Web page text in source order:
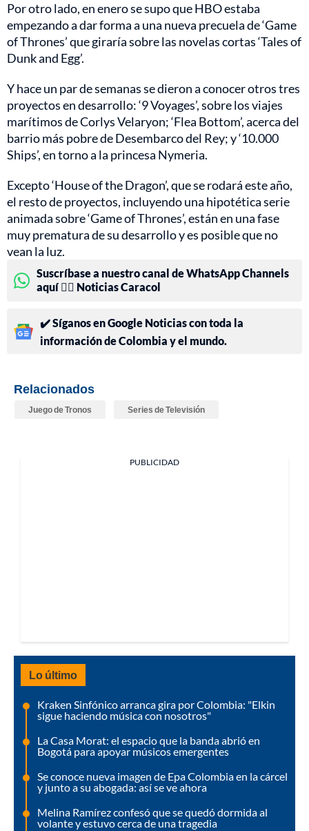
Por otro lado, en enero se supo que HBO estaba
empezando a dar forma a una nueva precuela de ‘Game
of Thrones’ que giraría sobre las novelas cortas ‘Tales of
Dunk and Egg’.
Y hace un par de semanas se dieron a conocer otros tres
proyectos en desarrollo: ‘9 Voyages’, sobre los viajes
marítimos de Corlys Velaryon; ‘Flea Bottom’, acerca del
barrio más pobre de Desembarco del Rey; y ‘10.000
Ships’, en torno a la princesa Nymeria.
Excepto ‘House of the Dragon’, que se rodará este año,
el resto de proyectos, incluyendo una hipotética serie
animada sobre ‘Game of Thrones’, están en una fase
muy prematura de su desarrollo y es posible que no
vean la luz.
Suscríbase a nuestro canal de WhatsApp Channels
aquí 👉🏻 Noticias Caracol
✔️ Síganos en Google Noticias con toda la
información de Colombia y el mundo.
Relacionados
Juego de Tronos Series de Televisión
PUBLICIDAD
Lo último
Kraken Sinfónico arranca gira por Colombia: "Elkin
sigue haciendo música con nosotros"
La Casa Morat: el espacio que la banda abrió en
Bogotá para apoyar músicos emergentes
Se conoce nueva imagen de Epa Colombia en la cárcel
y junto a su abogada: así se ve ahora
Melina Ramírez confesó que se quedó dormida al
volante y estuvo cerca de una tragedia